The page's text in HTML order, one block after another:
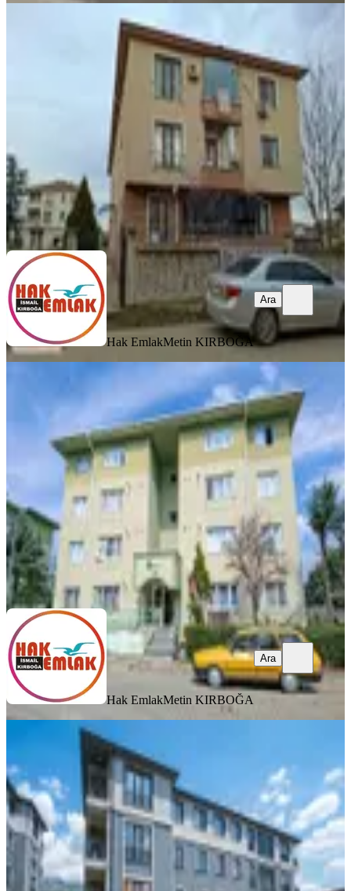
Hak Emlak'tan Koçyazı Mahallesinde
Kiralık 2+1 Geniş Daire
Düzce, Merkez
2+1· 100 m²·2. Kat·12.04.2026
14.000 ₺
Hak EmlakMetin KIRBOĞA
Ara
Hak EmlakMetin KIRBOĞA
Ara
Hak Emlaktan Çavuşlar Mah Toki
Konutlarında Kiralık 2+1 Daire
Düzce, Merkez
2+1
02.04.2026
10.500 ₺
Hak Emlak Metin KIRBOĞA
Ara
Hak EmlakMetin KIRBOĞA
Ara
Hak Emlak'tan Orhangazi Mah
Üniversite Bölgesi Kiralık 3+1 Daire
Düzce, Merkez
3+1·130 m² ·2. Kat·30.03.2026
26.000 ₺